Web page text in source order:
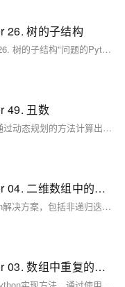
26. 树的子结构
这篇文章提供了解决LeetCode上"剑指Offer 26. 树的子结构"问题的Python代码实现和解析，判断一棵树B是否是另一棵树A的子结构。
49. 丑数
解决剑指 Offer 49题"丑数"的Python实现，通过动态规划的方法计算出第n个丑数。
【Leetcode刷题Python】剑指 Offer 04. 二维数组中的查找
剑指Offer题目 "二维数组中的查找" 的Python解决方案，包括非递归迭代、递归以及使用内置函数的二分查找方法，以判断一个有序的二维数组中是否含有给定整数。
【Leetcode刷题Python】剑指 Offer 03. 数组中重复的数字